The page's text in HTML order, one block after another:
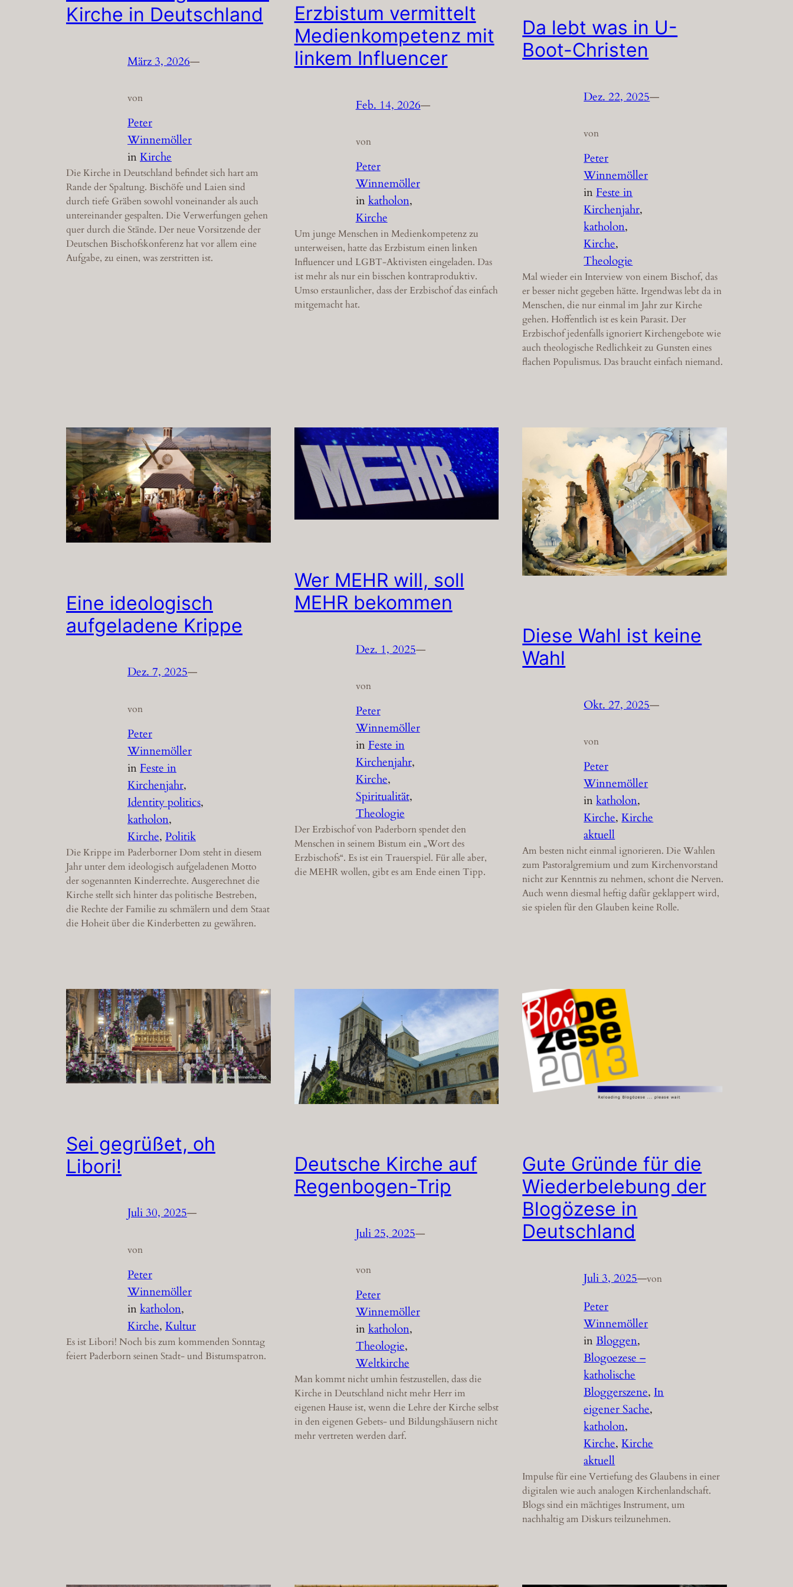
Kirche in Deutschland
März 3, 2026—
von
Peter
Winnemöller
inKirche
Die Kirche in Deutschland befindet sich hart am
Rande der Spaltung. Bischöfe und Laien sind
durch tiefe Gräben sowohl voneinander als auch
untereinander gespalten. Die Verwerfungen gehen
quer durch die Stände. Der neue Vorsitzende der
Deutschen Bischofskonferenz hat vor allem eine
Aufgabe, zu einen, was zerstritten ist.
Erzbistum vermittelt
Medienkompetenz mit
linkem Influencer
Feb. 14, 2026—
von
Peter
Winnemöller
inkatholon
Kirche
Um junge Menschen in Medienkompetenz zu
unterweisen, hatte das Erzbistum einen linken
Influencer und LGBT-Aktivisten eingeladen. Das
ist mehr als nur ein bisschen kontraproduktiv.
Umso erstaunlicher, dass der Erzbischof das einfach
mitgemacht hat.
Da lebt was in U-
Boot-Christen
Dez. 22, 2025—
von
Peter
Winnemöller
in Feste in
Kirchenjahr
katholon
Kirche
Theologie
Mal wieder ein Interview von einem Bischof, das
er besser nicht gegeben hätte. Irgendwas lebt da in
Menschen, die nur einmal im Jahr zur Kirche
gehen. Hoffentlich ist es kein Parasit. Der
Erzbischof jedenfalls ignoriert Kirchengebote wie
auch theologische Redlichkeit zu Gunsten eines
flachen Populismus. Das braucht einfach niemand.
Eine ideologisch
aufgeladene Krippe
Dez. 7, 2025—
von
Peter
Winnemöller
in Feste in
Kirchenjahr
Identity politics
katholon
Kirche, Politik
Die Krippe im Paderborner Dom steht in diesem
Jahr unter dem ideologisch aufgeladenen Motto
der sogenannten Kinderrechte. Ausgerechnet die
Kirche stellt sich hinter das politische Bestreben,
die Rechte der Familie zu schmälern und dem Staat
die Hoheit über die Kinderbetten zu gewähren.
Wer MEHR will, soll
MEHR bekommen
Dez. 1, 2025—
von
Peter
Winnemöller
in Feste in
Kirchenjahr
Kirche
Spiritualität
Theologie
Der Erzbischof von Paderborn spendet den
Menschen in seinem Bistum ein „Wort des
Erzbischofs“. Es ist ein Trauerspiel. Für alle aber,
die MEHR wollen, gibt es am Ende einen Tipp.
Diese Wahl ist keine
Wahl
Okt. 27, 2025—
von
Peter
Winnemöller
inkatholon
Kirche, Kirche
aktuell
Am besten nicht einmal ignorieren. Die Wahlen
zum Pastoralgremium und zum Kirchenvorstand
nicht zur Kenntnis zu nehmen, schont die Nerven.
Auch wenn diesmal heftig dafür geklappert wird,
sie spielen für den Glauben keine Rolle.
Sei gegrüßet, oh
Libori!
Juli 30, 2025—
von
Peter
Winnemöller
inkatholon
Kirche, Kultur
Es ist Libori! Noch bis zum kommenden Sonntag
feiert Paderborn seinen Stadt- und Bistumspatron.
Deutsche Kirche auf
Regenbogen-Trip
Juli 25, 2025—
von
Peter
Winnemöller
inkatholon
Theologie
Weltkirche
Man kommt nicht umhin festzustellen, dass die
Kirche in Deutschland nicht mehr Herr im
eigenen Hause ist, wenn die Lehre der Kirche selbst
in den eigenen Gebets- und Bildungshäusern nicht
mehr vertreten werden darf.
Gute Gründe für die
Wiederbelebung der
Blogözese in
Deutschland
Juli 3, 2025—von
Peter
Winnemöller
inBloggen
Blogoezese –
katholische
Bloggerszene, In
eigener Sache
katholon
Kirche, Kirche
aktuell
Impulse für eine Vertiefung des Glaubens in einer
digitalen wie auch analogen Kirchenlandschaft.
Blogs sind ein mächtiges Instrument, um
nachhaltig am Diskurs teilzunehmen.